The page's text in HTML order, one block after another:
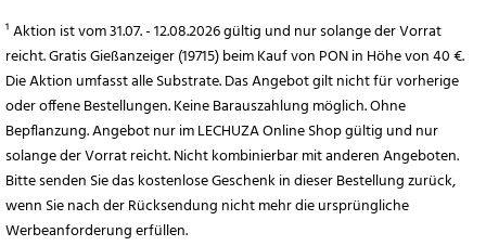
¹ Aktion ist vom 31.07. - 12.08.2026 gültig und nur solange der Vorrat
reicht. Gratis Gießanzeiger (19715) beim Kauf von PON in Höhe von 40 €.
Die Aktion umfasst alle Substrate. Das Angebot gilt nicht für vorherige
oder offene Bestellungen. Keine Barauszahlung möglich. Ohne
Bepflanzung. Angebot nur im LECHUZA Online Shop gültig und nur
solange der Vorrat reicht. Nicht kombinierbar mit anderen Angeboten.
Bitte senden Sie das kostenlose Geschenk in dieser Bestellung zurück,
wenn Sie nach der Rücksendung nicht mehr die ursprüngliche
Werbeanforderung erfüllen.